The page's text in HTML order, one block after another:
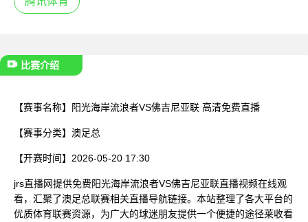
比赛介绍
【赛事名称】 阳光海岸流浪者VS佛吉尼亚联 高清免费直播
【赛事分类】 澳足总
【开赛时间】 2026-05-20 17:30
jrs直播网提供免费阳光海岸流浪者VS佛吉尼亚联直播视频在线观
看，汇聚了澳足总联赛相关直播导航链接。本站整理了各大平台的
优质体育联赛资源，为广大的球迷朋友提供一个便捷的途径莱收看